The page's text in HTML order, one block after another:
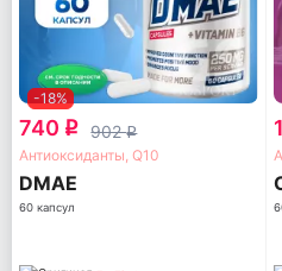
-18%
740 q 902q
Антиоксиданты, Q10
DMAE
60 капсул